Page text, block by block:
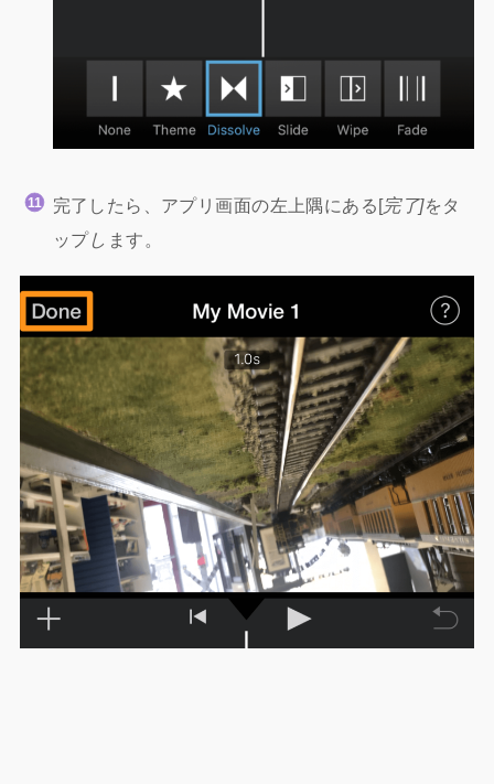
完了したら、アプリ画面の左上隅にある[完了]をタ
ップし ます。